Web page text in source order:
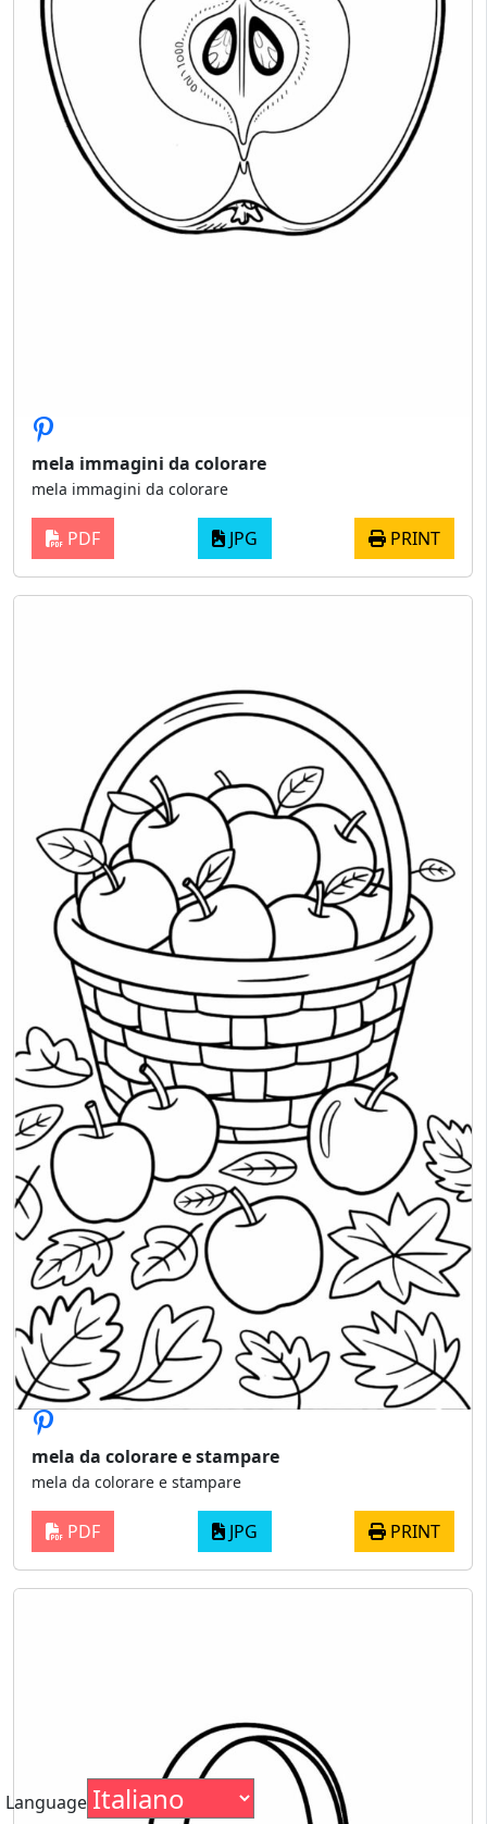
mela immagini da colorare
mela immagini da colorare
PDF JPG PRINT
mela da colorare e stampare
mela da colorare e stampare
PDF JPG PRINT
Language